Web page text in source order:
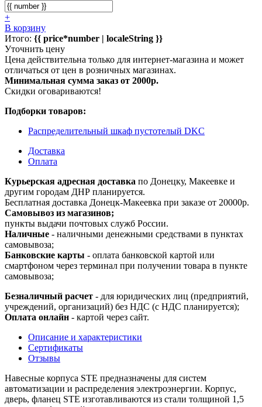
+
В корзину
Итого: {{ price*number | localeString }}
Уточнить цену
Цена действительна только для интернет-магазина и может
отличаться от цен в розничных магазинах.
Минимальная сумма заказ от 2000р.
Скидки оговариваются!
Подборки товаров:
Распределительный шкаф пустотелый DKC
Доставка
Оплата
Курьерская адресная доставка по Донецку, Макеевке и
другим городам ДНР планируется.
Бесплатная доставка Донецк-Макеевка при заказе от 20000р.
Самовывоз из магазинов;
пункты выдачи почтовых служб России.
Наличные - наличными денежными средствами в пунктах
самовывоза;
Банковские карты - оплата банковской картой или
смартфоном через терминал при получении товара в пункте
самовывоза;
Безналичный расчет - для юридических лиц (предприятий,
учреждений, организаций) без НДС (с НДС планируется);
Оплата онлайн - картой через сайт.
Описание и характеристики
Сертификаты
Отзывы
Навесные корпуса STE предназначены для систем
автоматизации и распределения электроэнергии. Корпус,
дверь, фланец STE изготавливаются из стали толщиной 1,5